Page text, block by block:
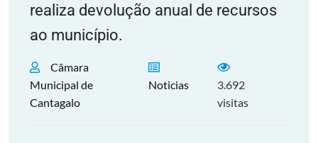
realiza devolução anual de recursos
ao município.
Câmara
Municipal de
Cantagalo
Noticias
3.692
visitas